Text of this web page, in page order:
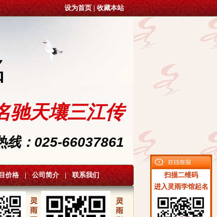
扫描二维码
进入灵雨学馆起名
设为首页 收藏本站
驰天壤三江传
线：025-66037861
价格 公司简介 联系我们